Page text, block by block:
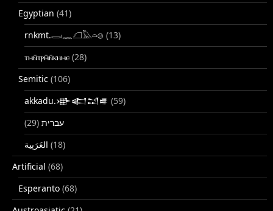
Egyptian (41)
rnkmt.𓂋𓏺𓈖𓆎𓅓𓏏𓊖 (13)
ⲧⲙⲛ̄ⲧⲣⲙ̄ⲛ̄ⲕⲏⲙⲉ (28)
Semitic (106)
akkadu.𒀝𒅗𒁺𒌑 (59)
עברית (29)
(18)
Artificial (68)
Esperanto (68)